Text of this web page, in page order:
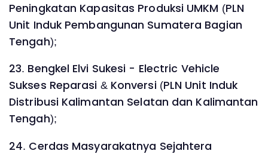
Peningkatan Kapasitas Produksi UMKM (PLN
Unit Induk Pembangunan Sumatera Bagian
Tengah);
23. Bengkel Elvi Sukesi - Electric Vehicle
Sukses Reparasi & Konversi (PLN Unit Induk
Distribusi Kalimantan Selatan dan Kalimantan
Tengah);
24. Cerdas Masyarakatnya Sejahtera